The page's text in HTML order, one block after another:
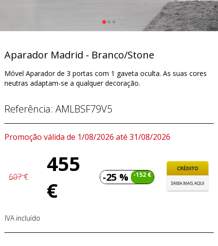
Aparador Madrid - Branco/Stone
Móvel Aparador de 3 portas com 1 gaveta oculta. As suas cores
neutras adaptam-se a qualquer decoração.
Referência: AMLBSF79V5
Promoção válida de 1/08/2026 até 31/08/2026
607 €
455
€
-25 % -152 €
IVA incluído